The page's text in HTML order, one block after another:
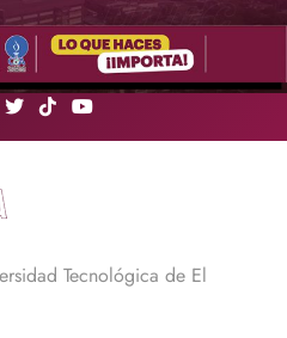
Tecnológica de El